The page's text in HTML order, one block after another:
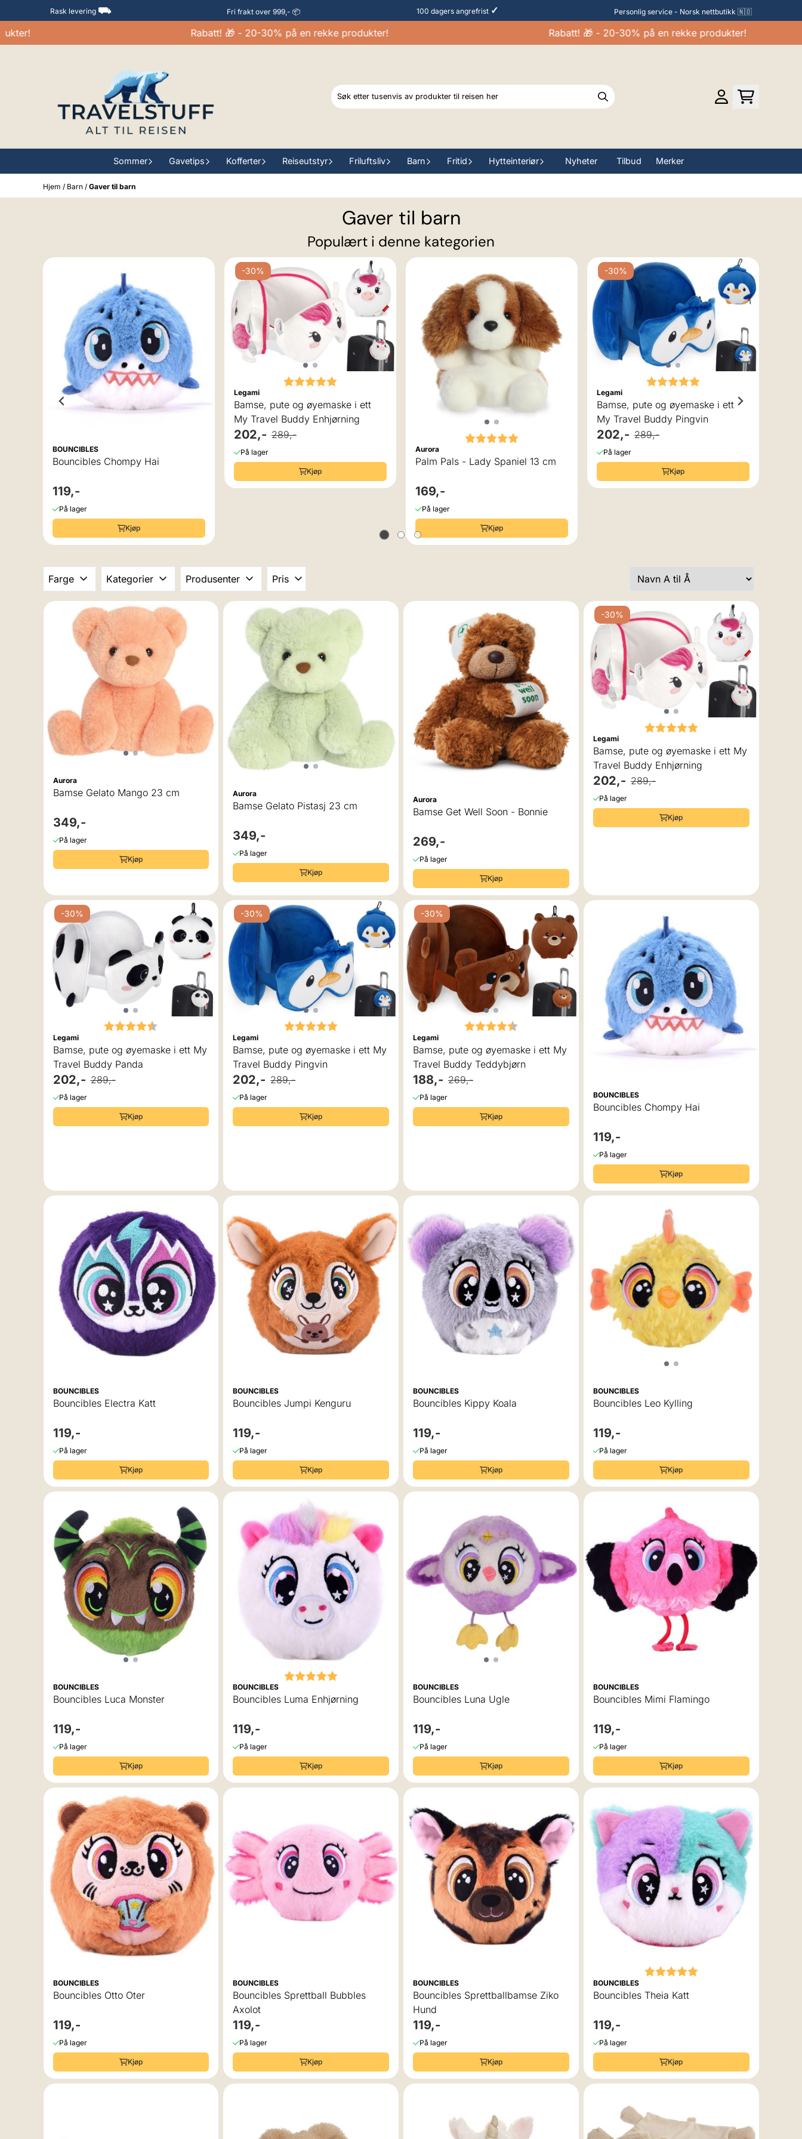
Hopp til innholdRask levering ⛟ Fri frakt over 999,- 📦 100 dagers angrefrist ✓ Personlig service - Norsk nettbutikk 🇳🇴
Rabatt! 🎁 - 20-30% på en rekke produkter! Rabatt! 🎁 - 20-30% på en rekke produkter!
Sommer Gavetips Kofferter Reiseutstyr Friluftsliv Barn Fritid Hytteinteriør Nyheter Tilbud Merker
Hjem / Barn / Gaver til barn
Gaver til barn
Populært i denne kategorien
BOUNCIBLES
Bouncibles Chompy Hai
119,-
På lager
Kjøp
-30%
Karakter:
Legami
Bamse, pute og øyemaske i ett
My Travel Buddy Enhjørning
202,- 289,-
På lager
Kjøp
Karakter:
Aurora
Palm Pals - Lady Spaniel 13 cm
169,-
På lager
Kjøp
-30%
Karakter:
Legami
Bamse, pute og øyemaske i ett
My Travel Buddy Pingvin
202,- 289,-
På lager
Kjøp
Farge Kategorier Produsenter Pris
Aurora
Bamse Gelato Mango 23 cm
349,-
På lager
Kjøp
Aurora
Bamse Gelato Pistasj 23 cm
349,-
På lager
Kjøp
Aurora
Bamse Get Well Soon - Bonnie
269,-
På lager
Kjøp
-30%
Karakter: 5.0 av 5 mulige
Legami
Bamse, pute og øyemaske i ett My
Travel Buddy Enhjørning
202,- 289,-
På lager
Kjøp
-30%
Karakter:
Legami
Bamse, pute og øyemaske i ett My
Travel Buddy Panda
202,- 289,-
På lager
Kjøp
-30%
Karakter:
Legami
Bamse, pute og øyemaske i ett My
Travel Buddy Pingvin
202,- 289,-
På lager
Kjøp
-30%
Karakter: 4.3 av 5 mulige
Legami
Bamse, pute og øyemaske i ett My
Travel Buddy Teddybjørn
188,- 269,-
På lager
Kjøp
BOUNCIBLES
Bouncibles Chompy Hai
119,-
På lager
Kjøp
BOUNCIBLES
Bouncibles Electra Katt
119,-
På lager
Kjøp
BOUNCIBLES
Bouncibles Jumpi Kenguru
119,-
På lager
Kjøp
BOUNCIBLES
Bouncibles Kippy Koala
119,-
På lager
Kjøp
BOUNCIBLES
Bouncibles Leo Kylling
119,-
På lager
Kjøp
BOUNCIBLES
Bouncibles Luca Monster
119,-
På lager
Kjøp
Karakter:
BOUNCIBLES
Bouncibles Luma Enhjørning
119,-
På lager
Kjøp
BOUNCIBLES
Bouncibles Luna Ugle
119,-
På lager
Kjøp
BOUNCIBLES
Bouncibles Mimi Flamingo
119,-
På lager
Kjøp
BOUNCIBLES
Bouncibles Otto Oter
119,-
På lager
Kjøp
BOUNCIBLES
Bouncibles Sprettball Bubbles
Axolot
119,-
På lager
Kjøp
BOUNCIBLES
Bouncibles Sprettballbamse Ziko
Hund
119,-
På lager
Kjøp
Karakter: 5.0 av 5 mulige
BOUNCIBLES
Bouncibles Theia Katt
119,-
På lager
Kjøp